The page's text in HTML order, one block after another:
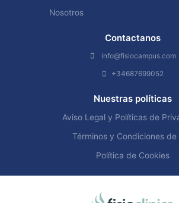
Nosotros
Contactanos
info@fisiocampus.com
+34687699052
Nuestras políticas
Aviso Legal y Políticas de
Términos y Condiciones de
Política de Cookies